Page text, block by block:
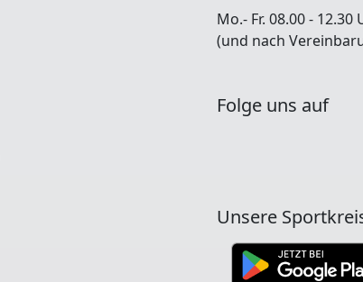
Mo.- Fr. 08.00 - 12.30
(und nach
Folge uns auf
Unsere